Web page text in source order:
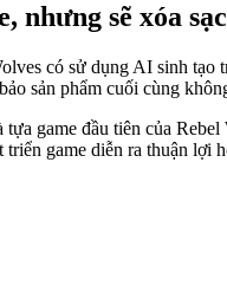
nhưng sẽ xóa
có sử dụng AI sinh
sản phẩm cuối cùng
game đầu tiên của
game diễn ra thuận lợi